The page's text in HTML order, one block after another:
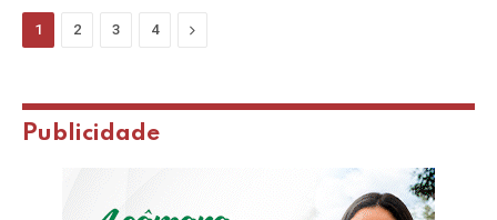
1 2 3 4 Next
Publicidade